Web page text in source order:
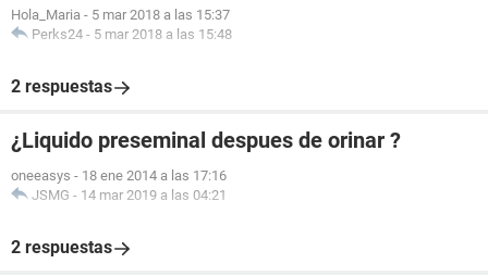
Hola_Maria - 5 mar 2018 a las 15:37
Perks24 - 5 mar 2018 a las 15:48
2 respuestas
¿Liquido preseminal despues de orinar ?
oneeasys - 18 ene 2014 a las 17:16
JSMG - 14 mar 2019 a las 04:21
2 respuestas